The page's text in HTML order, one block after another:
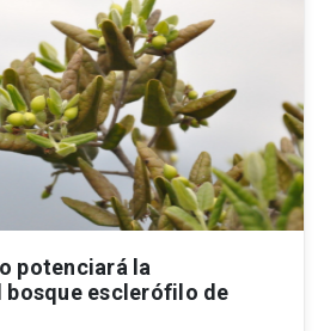
potenciará la
bosque esclerófilo de